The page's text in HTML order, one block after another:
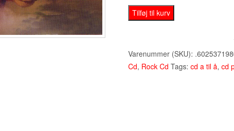
OneRepublic
‎–
-
CD
Tilføj til kurv
Varenummer (SKU):
Cd, Rock Cd Tags: cd a til å, cd